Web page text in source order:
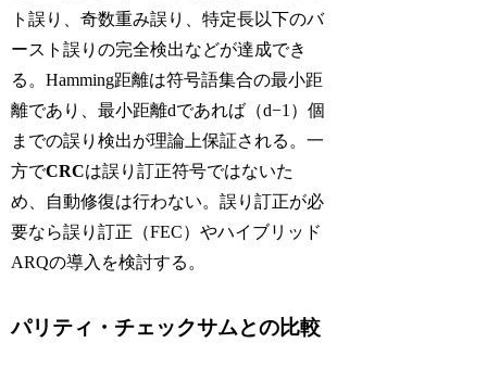
ト誤り、奇数重み誤り、特定長以下のバ
ースト誤りの完全検出などが達成でき
る。Hamming距離は符号語集合の最小距
離であり、最小距離dであれば（d−1）個
までの誤り検出が理論上保証される。一
方でCRCは誤り訂正符号ではないた
め、自動修復は行わない。誤り訂正が必
要なら誤り訂正（FEC）やハイブリッド
ARQの導入を検討する。
パリティ・チェックサムとの比較